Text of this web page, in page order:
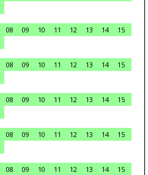
08 09 10 11 12 13 14
15
08 09 10 11 12 13 14
15
08 09 10 11 12 13 14
15
08 09 10 11 12 13 14
15
08 09 10 11 12 13 14 15